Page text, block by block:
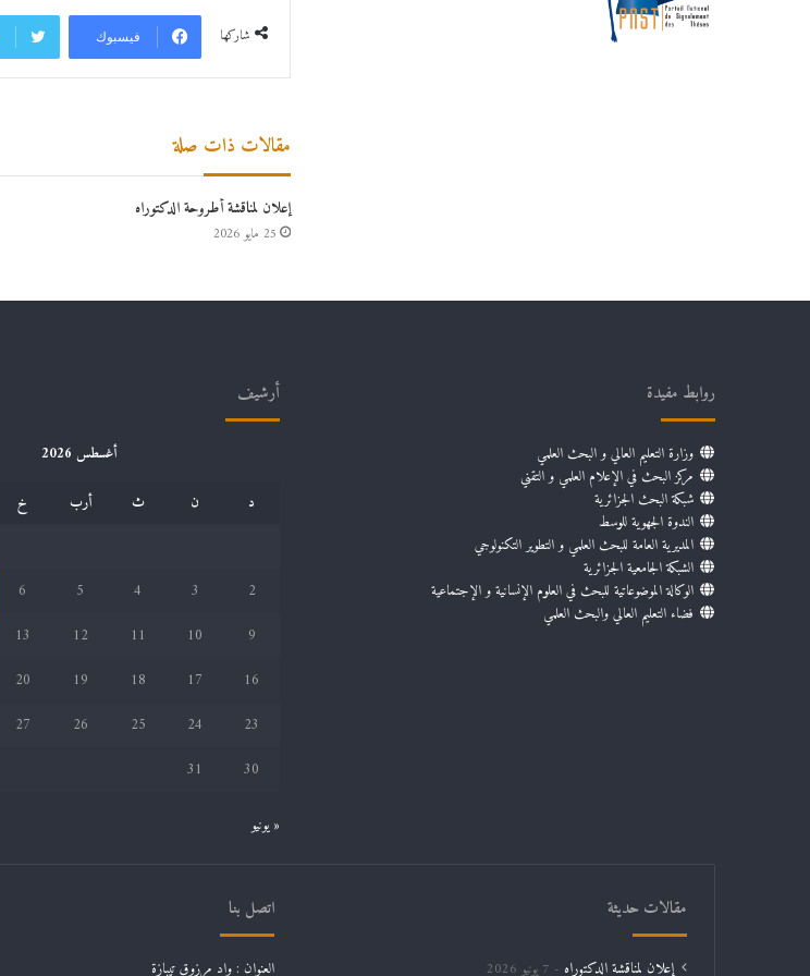
شاركها فيسبوك
مقالات ذات صلة
إعلان لمناقشة أطروحة الدكتوراه
25 مايو 2026
روابط مفيدة
وزارة التعليم العالي و البحث العلمي
مركز البحث في الإعلام العلمي و التقني
شبكة البحث الجزائرية
الندوة الجهوية للوسط
المديرية العامة للبحث العلمي و التطوير التكنولوجي
الشبكة الجامعية الجزائرية
الوكالة الموضوعاتية للبحث في العلوم الإنسانية و الإجتماعية
فضاء التعليم العالي والبحث العلمي
أرشيف
أغسطس 2026
د
ن ث أرب خ
2
3
4
5
6
9
10
11
12
13
16
17
18
19
20
23
24
25
26
27
30
31
« يونيو
مقالات حديثة
إعلان لمناقشة الدكتوراه 7 يونيو 2026
اتصل بنا
العنوان : واد مرزوق تيبازة